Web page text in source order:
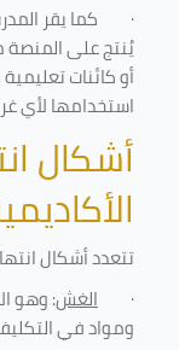
· كما يقر
يُنتج على المنصة
أو كائنات
استخدامها لأي
أشكال
تتعدد أشكال
· الغش: وهو
ومواد في